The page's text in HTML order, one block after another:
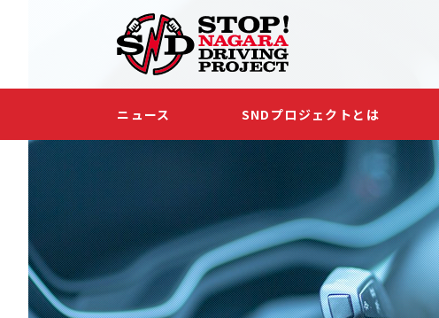
ニュース SNDプロジェクトとは